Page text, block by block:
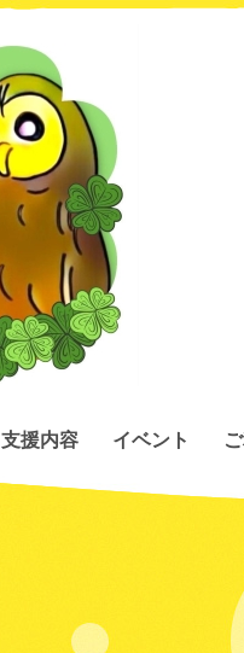
支援内容 イベント